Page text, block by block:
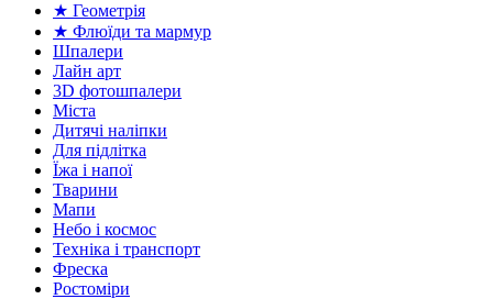
★ Геометрія
★ Флюїди та мармур
Шпалери
Лайн арт
3D фотошпалери
Міста
Дитячі наліпки
Для підлітка
Їжа і напої
Тварини
Мапи
Небо і космос
Техніка і транспорт
Фреска
Ростоміри